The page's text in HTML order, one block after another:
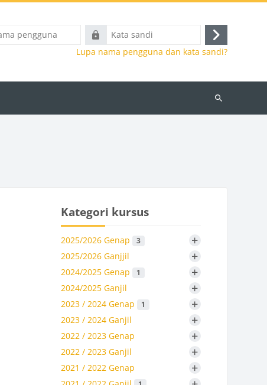
Kata
sandi
Masuk
Lupa nama pengguna dan kata sandi?
Cari
Kategori kursus
2025/2026 Genap 3 +
2025/2026 Ganjjil +
2024/2025 Genap 1 +
2024/2025 Ganjil +
2023 / 2024 Genap 1 +
2023 / 2024 Ganjil +
2022 / 2023 Genap +
2022 / 2023 Ganjil +
2021 / 2022 Genap +